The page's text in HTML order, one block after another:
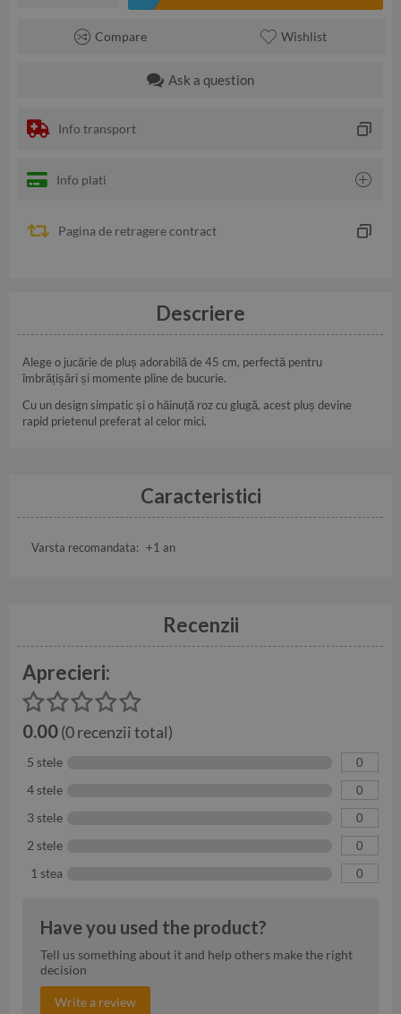
Compare Wishlist
Ask a question
Info transport
Info plati
Pagina de retragere contract
Descriere
Alege o jucărie de pluș adorabilă de 45 cm, perfectă pentru
îmbrățișări și momente pline de bucurie.
Cu un design simpatic și o hăinuță roz cu glugă, acest pluș devine
rapid prietenul preferat al celor mici.
Caracteristici
Varsta recomandata: +1 an
Recenzii
Aprecieri:
0.00(0 recenzii total)
5 stele 0
4 stele 0
3 stele 0
2 stele 0
1 stea 0
Have you used the product?
Tell us something about it and help others make the right
decision
Write a review